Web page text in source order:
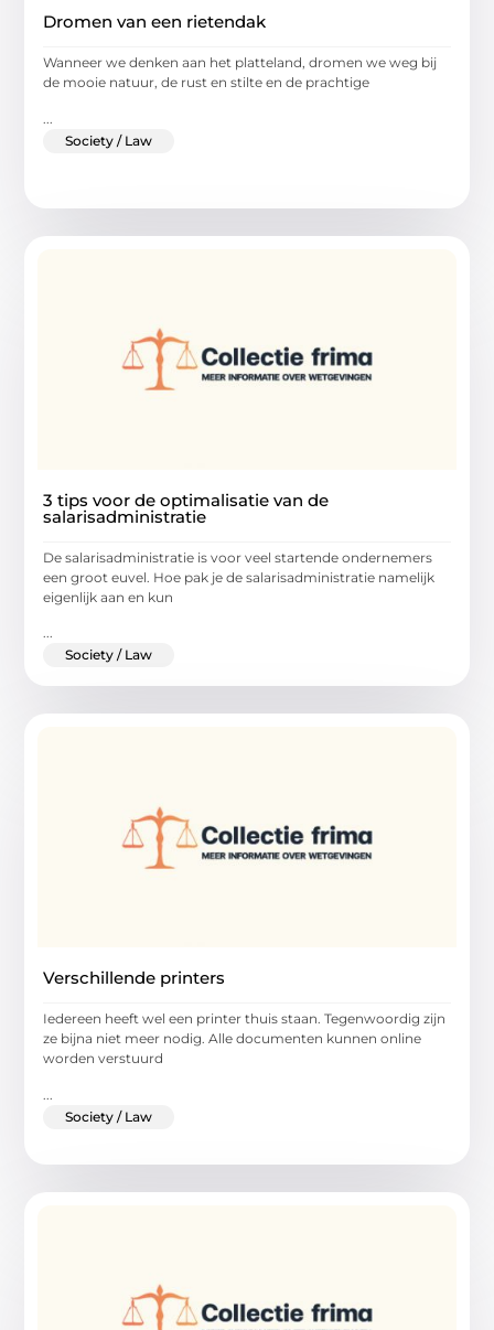
Dromen van een rietendak
Wanneer we denken aan het platteland, dromen we weg bij
de mooie natuur, de rust en stilte en de prachtige
Society / Law
3 tips voor de optimalisatie van de
salarisadministratie
De salarisadministratie is voor veel startende ondernemers
een groot euvel. Hoe pak je de salarisadministratie namelijk
eigenlijk aan en kun
...
Society / Law
Verschillende printers
Iedereen heeft wel een printer thuis staan. Tegenwoordig zijn
ze bijna niet meer nodig. Alle documenten kunnen online
worden verstuurd
Society / Law